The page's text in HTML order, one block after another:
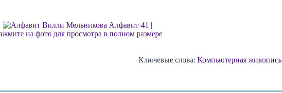
на фото для просмотра в полном размере
Ключевые слова:Компьютерная живопись